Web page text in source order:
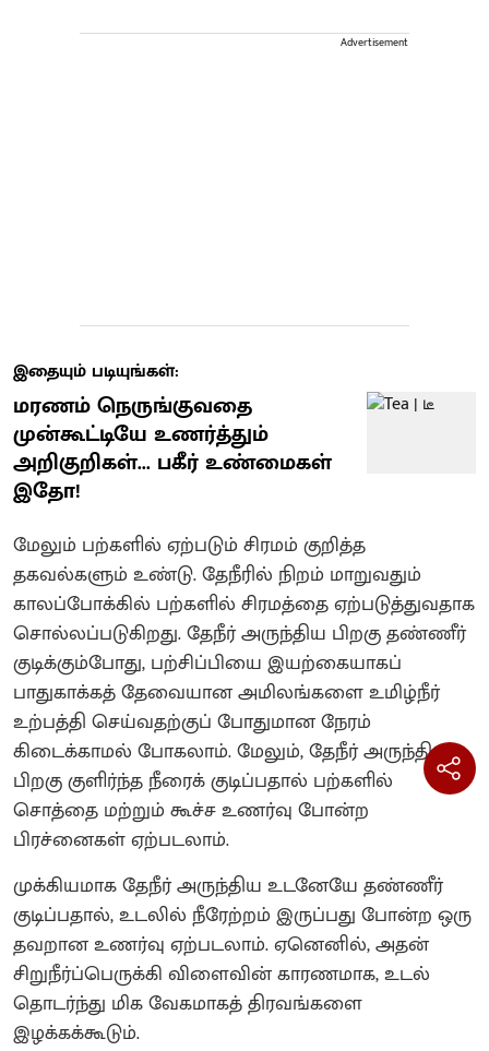
Advertisement
இதையும் படியுங்கள்:
மரணம் நெருங்குவதை
முன்கூட்டியே உணர்த்தும்
அறிகுறிகள்... பகீர் உண்மைகள்
இதோ!
மேலும் பற்களில் ஏற்படும் சிரமம் குறித்த
தகவல்களும் உண்டு. தேநீரில் நிறம் மாறுவதும்
காலப்போக்கில் பற்களில் சிரமத்தை ஏற்படுத்துவதாக
சொல்லப்படுகிறது. தேநீர் அருந்திய பிறகு தண்ணீர்
குடிக்கும்போது, ​​பற்சிப்பியை இயற்கையாகப்
பாதுகாக்கத் தேவையான அமிலங்களை உமிழ்நீர்
உற்பத்தி செய்வதற்குப் போதுமான நேரம்
கிடைக்காமல் போகலாம். மேலும், தேநீர் அருந்திய
பிறகு குளிர்ந்த நீரைக் குடிப்பதால் பற்களில்
சொத்தை மற்றும் கூச்ச உணர்வு போன்ற
பிரச்னைகள் ஏற்படலாம்.
முக்கியமாக தேநீர் அருந்திய உடனேயே தண்ணீர்
குடிப்பதால், உடலில் நீரேற்றம் இருப்பது போன்ற ஒரு
தவறான உணர்வு ஏற்படலாம். ஏனெனில், அதன்
சிறுநீர்ப்பெருக்கி விளைவின் காரணமாக, உடல்
தொடர்ந்து மிக வேகமாகத் திரவங்களை
இழக்கக்கூடும்.